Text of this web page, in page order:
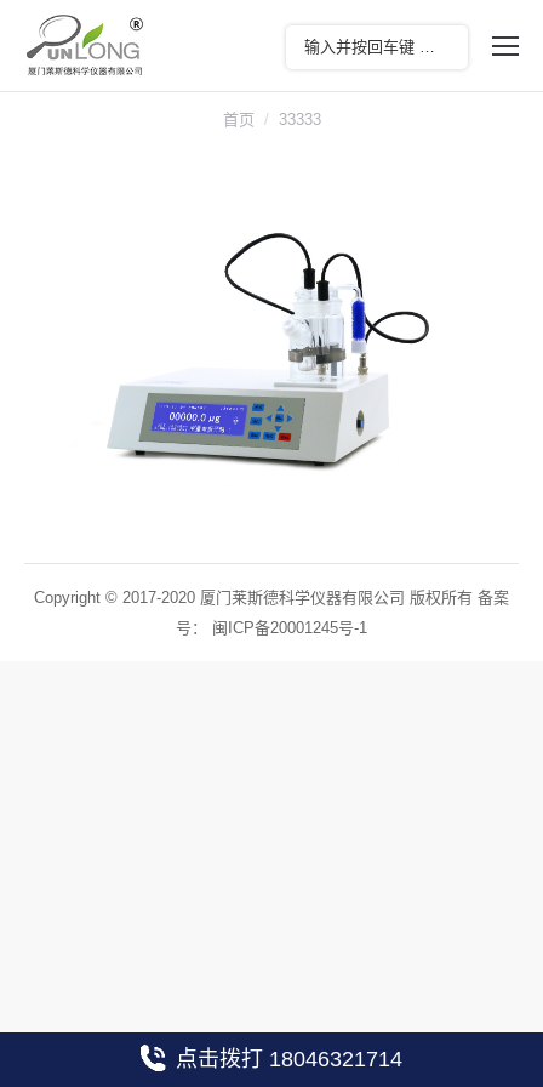
首页 33333
Copyright © 2017-2020 厦门莱斯德科学仪器有限公司 版权所有 备案
号： 闽ICP备20001245号-1
点击拨打 18046321714